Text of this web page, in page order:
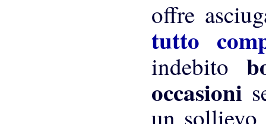
offre
tutto
indebito
occasioni
un